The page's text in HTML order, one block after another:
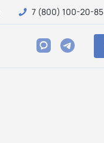
7 (800) 100-20-85